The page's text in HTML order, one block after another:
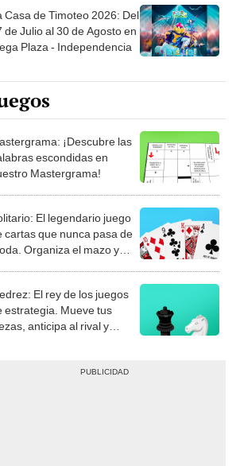
Casa de Timoteo 2026: Del
de Julio al 30 de Agosto en
Plaza - Independencia
¡Descubre las
escondidas en
Mastergrama!
El legendario juego
cartas que nunca pasa de
Organiza el mazo y
El rey de los juegos
estrategia. Mueve tus
anticipa al rival y